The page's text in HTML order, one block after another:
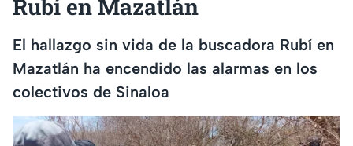
Rubí en Mazatlán
El hallazgo sin vida de la buscadora Rubí en
Mazatlán ha encendido las alarmas en los
colectivos de Sinaloa